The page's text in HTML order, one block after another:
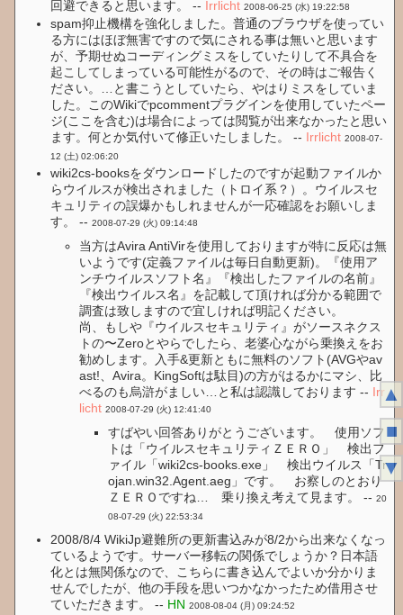
回避できると思います。 -- Irrlicht 2008-06-25 (水) 19:22:58
spam抑止機構を強化しました。普通のブラウザを使ってい
る方にはほぼ無害ですので気にされる事は無いと思います
が、予期せぬコーディングミスをしていたりして不具合を
起こしてしまっている可能性がるので、その時はご報告く
ださい。…と書こうとしていたら、やはりミスをしていま
した。このWikiでpcommentプラグインを使用していたペー
ジ(ここを含む)は場合によっては閲覧が出来なかったと思い
ます。何とか気付いて修正いたしました。 -- Irrlicht 2008-07-
12 (土) 02:06:20
wiki2cs-booksをダウンロードしたのですが起動ファイルか
らウイルスが検出されました（トロイ系？）。ウイルスセ
キュリティの誤爆かもしれませんが一応確認をお願いしま
す。 --2008-07-29 (火) 09:14:48
当方はAvira AntiVirを使用しておりますが特に反応は無
いようです(定義ファイルは毎日自動更新)。『使用ア
ンチウイルスソフト名』『検出したファイルの名前』
『検出ウイルス名』を記載して頂ければ分かる範囲で
調査は致しますので宜しければ明記ください。
尚、もしや『ウイルスセキュリティ』がソースネクス
トの〜Zeroとやらでしたら、老婆心ながら乗換えをお
勧めします。入手&更新ともに無料のソフト(AVGやav
ast!、Avira。KingSoftは駄目)の方がはるかにマシ、比
べるのも烏滸がましい…と私は認識しております -- Irr
licht 2008-07-29 (火) 12:41:40
すばやい回答ありがとうございます。 使用ソフ
トは「ウイルスセキュリティＺＥＲＯ」 検出フ
ァイル「wiki2cs-books.exe」 検出ウイルス「Tr
ojan.win32.Agent.aeg」です。 お察しのとおり
ＺＥＲＯですね… 乗り換え考えて見ます。 --20
08-07-29 (火) 22:53:34
2008/8/4 WikiJp避難所の更新書込みが8/2から出来なくなっ
ているようです。サーバー移転の関係でしょうか？日本語
化とは無関係なので、こちらに書き込んでよいか分かりま
せんでしたが、他の手段を思いつかなかったため借用させ
ていただきます。 -- HN 2008-08-04 (月) 09:24:52
▲
■
▼